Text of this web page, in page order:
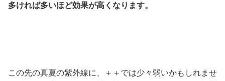
多ければ多いほど効果が高くなります。
この先の真夏の紫外線に、＋＋では少々弱いかもしれませ